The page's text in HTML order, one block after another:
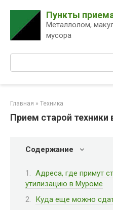
контенту
Пункты
Металлолом,
мусора
Главная » Техника
Прием старой
Содержание
Адреса, где примут
утилизацию в Муроме
Куда еще можно